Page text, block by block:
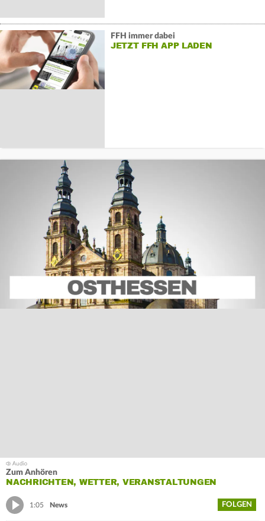
FFH immer dabei
JETZT FFH APP LADEN
Zum Anhören
NACHRICHTEN, WETTER, VERANSTALTUNGEN
1:05 News FOLGEN